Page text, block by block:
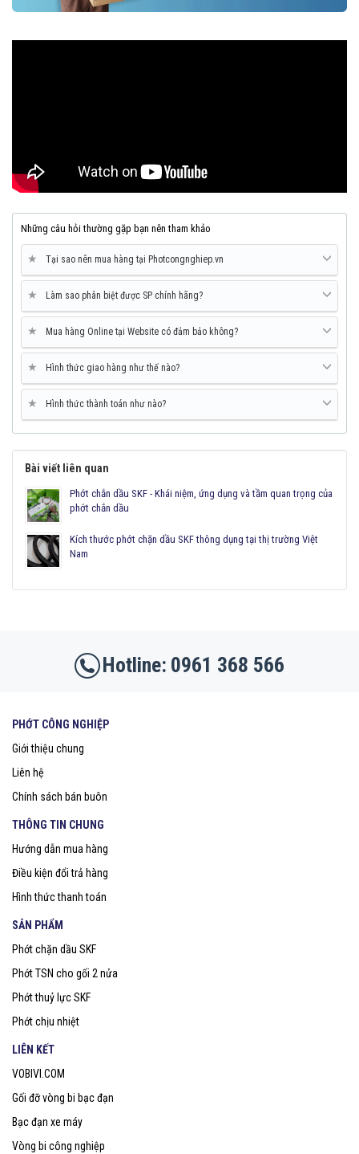
Những câu hỏi thường gặp bạn nên tham khảo
★ Tại sao nên mua hàng tại Photcongnghiep.vn
★ Làm sao phân biệt được SP chính hãng?
★ Mua hàng Online tại Website có đảm bảo không?
★ Hình thức giao hàng như thế nào?
★ Hình thức thành toán như nào?
Bài viết liên quan
Phớt chắn dầu SKF - Khái niệm, ứng dụng và tầm quan trọng của
phớt chắn dầu
Kích thước phớt chặn dầu SKF thông dụng tại thị trường Việt
Nam
0961 368 566
PHỚT CÔNG NGHIỆP
Giới thiệu chung
Liên hệ
Chính sách bán buôn
THÔNG TIN CHUNG
Hướng dẫn mua hàng
Điều kiện đổi trả hàng
Hình thức thanh toán
SẢN PHẨM
Phớt chặn dầu SKF
Phớt TSN cho gối 2 nửa
Phớt thuỷ lực SKF
Phớt chịu nhiệt
LIÊN KẾT
VOBIVI.COM
Gối đỡ vòng bi bạc đạn
Bạc đạn xe máy
Vòng bi công nghiệp